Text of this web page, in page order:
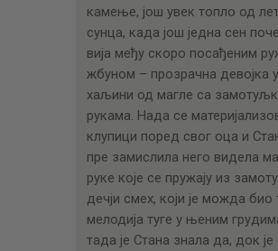
камење, још увек топло од
сунца, када још једна сен
вија међу скоро посађеним
жбуном – прозрачна девојка у
хаљини од магле са
рукама. Нада се
клупици поред свог оца и
пре замислила него видела
руке које се пружају из
дечји смех, који је можда био
мелодија туге у њеним
тада је Стана знала да, док је